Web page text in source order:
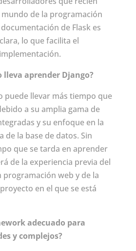
de la programación
de Flask es
lo que facilita el
lleva aprender Django?
puede llevar más tiempo que
a su amplia gama de
y su enfoque en la
de la base de datos. Sin
que se tarda en aprender
de la experiencia previa del
web y de la
en el que se está
adecuado para
y complejos?